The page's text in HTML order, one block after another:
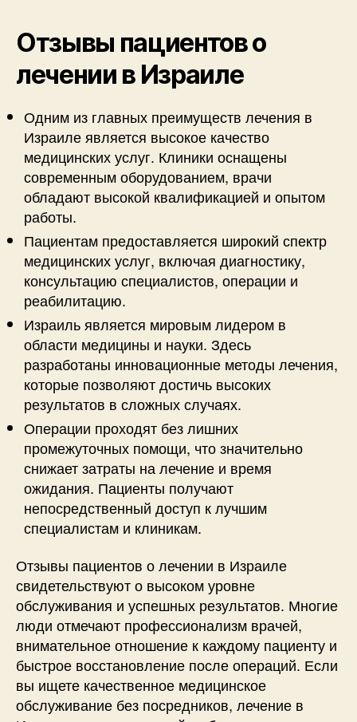
Отзывы пациентов о
лечении в Израиле
Одним из главных преимуществ лечения в
Израиле является высокое качество
медицинских услуг. Клиники оснащены
современным оборудованием, врачи
обладают высокой квалификацией и опытом
работы.
Пациентам предоставляется широкий спектр
медицинских услуг, включая диагностику,
консультацию специалистов, операции и
реабилитацию.
Израиль является мировым лидером в
области медицины и науки. Здесь
разработаны инновационные методы лечения,
которые позволяют достичь высоких
результатов в сложных случаях.
Операции проходят без лишних
промежуточных помощи, что значительно
снижает затраты на лечение и время
ожидания. Пациенты получают
непосредственный доступ к лучшим
специалистам и клиникам.
Отзывы пациентов о лечении в Израиле
свидетельствуют о высоком уровне
обслуживания и успешных результатов. Многие
люди отмечают профессионализм врачей,
внимательное отношение к каждому пациенту и
быстрое восстановление после операций. Если
вы ищете качественное медицинское
обслуживание без посредников, лечение в